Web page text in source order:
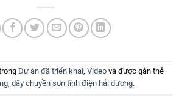
Dự án đã triển khai Video và được gắn thẻ
dây chuyền sơn tĩnh điện hải dương.